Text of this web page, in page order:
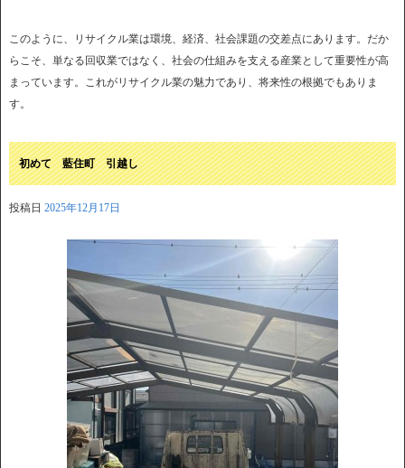
このように、リサイクル業は環境、経済、社会課題の交差点にあります。だか
らこそ、単なる回収業ではなく、社会の仕組みを支える産業として重要性が高
まっています。これがリサイクル業の魅力であり、将来性の根拠でもありま
す。
初めて 藍住町 引越し
投稿日 2025年12月17日